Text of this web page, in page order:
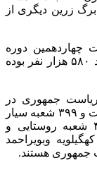
زرین دیگری از
چهاردهمین دوره
ریاست جمهوری در استان کهگیلویه و بویراحمد ۵۸۰ هزار نفر بوده
ریاست جمهوری در
سطح استان تعیین شده است که ۴۴۴ شعبه ثابت و ۳۹۹ شعبه سیار
است. از این تعداد ۳۵۰ شعبه شهری و ۴۹۳ شعبه روستایی و
کهگیلویه وبویراحمد
جمهوری هستند.